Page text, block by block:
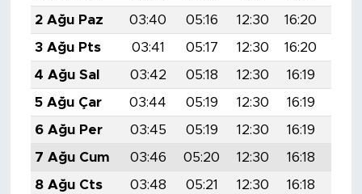
2 Ağu Paz
03:40 05:16 12:30 16:20
3 Ağu Pts
03:41 05:17 12:30 16:20
4 Ağu Sal
03:42 05:18 12:30 16:19
5 Ağu Çar
03:44 05:19 12:30 16:19
6 Ağu Per
03:45 05:19 12:30 16:19
7 Ağu Cum
03:46 05:20 12:30 16:18
8 Ağu Cts
03:48 05:21 12:30 16:18